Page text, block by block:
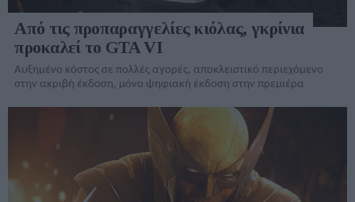
Από τις προπαραγγελίες κιόλας, γκρίνια
προκαλεί το GTA VI
Αυξημένο κόστος σε πολλές αγορές, αποκλειστικό περιεχόμενο
στην ακριβή έκδοση, μόνο ψηφιακή έκδοση στην πρεμιέρα